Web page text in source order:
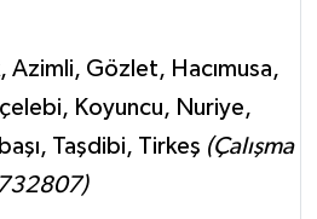
Azimli, Gözlet, Hacımusa,
Koyuncu, Nuriye,
Taşdibi, Tirkeş (Çalışma